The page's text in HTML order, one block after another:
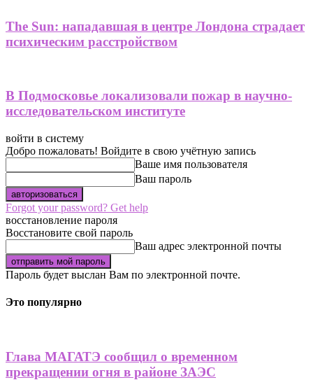
The Sun: нападавшая в центре Лондона страдает
психическим расстройством
В Подмосковье локализовали пожар в научно-
исследовательском институте
войти в систему
Добро пожаловать! Войдите в свою учётную запись
Ваше имя пользователя
Ваш пароль
Forgot your password? Get help
восстановление пароля
Восстановите свой пароль
Ваш адрес электронной почты
Пароль будет выслан Вам по электронной почте.
Это популярно
Глава МАГАТЭ сообщил о временном
прекращении огня в районе ЗАЭС